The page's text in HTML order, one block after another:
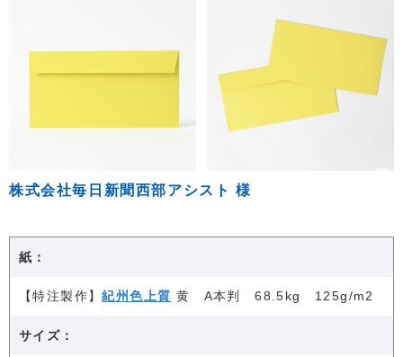
株式会社毎日新聞西部アシスト 様
紙：
【特注製作】紀州色上質 黄 A本判 68.5kg 125g/m2
サイズ：